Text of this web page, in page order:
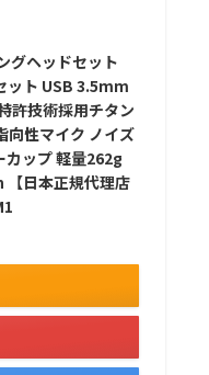
グヘッドセット
ット USB 3.5mm
許技術採用チタン
向性マイク ノイズ
カップ 軽量262g
日本正規代理店